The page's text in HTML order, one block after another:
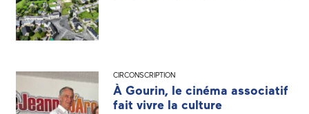
CIRCONSCRIPTION
À Gourin, le cinéma associatif
fait vivre la culture